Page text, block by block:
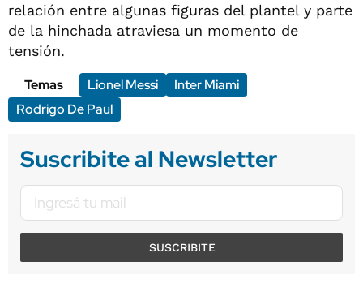
relación entre algunas figuras del plantel y parte
de la hinchada atraviesa un momento de
tensión.
Temas
Lionel Messi
Inter Miami
Rodrigo De Paul
Suscribite al Newsletter
SUSCRIBITE